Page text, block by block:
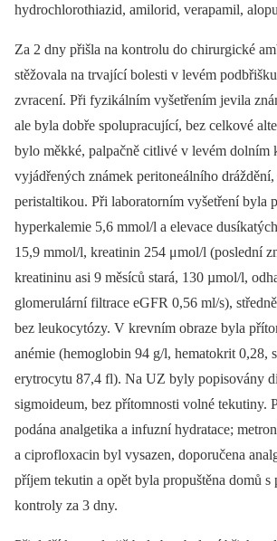
hydrochlorothiazid, amilorid, verapamil,
Za 2 dny přišla na kontrolu do chirurgické
stěžovala na trvající bolesti v levém
zvracení. Při fyzikálním vyšetřením jevila
ale byla dobře spolupracující, bez celkové
bylo měkké, palpačně citlivé v levém dolním
vyjádřených známek peritoneálního dráždění,
peristaltikou. Při laboratorním vyšetření byla
hyperkalemie 5,6 mmol/l a elevace
15,9 mmol/l, kreatinin 254 μmol/l (poslední
kreatininu asi 9 měsíců stará, 130 µmol/l,
glomerulární filtrace eGFR 0,56 ml/s),
bez leukocytózy. V krevním obraze byla
anémie (hemoglobin 94 g/l, hematokrit 0,28,
erytrocytu 87,4 fl). Na UZ byly popisovány
sigmoideum, bez přítomnosti volné tekutiny.
podána analgetika a infuzní hydratace;
a ciprofloxacin byl vysazen, doporučena
příjem tekutin a opět byla propuštěna domů s
kontroly za 3 dny.